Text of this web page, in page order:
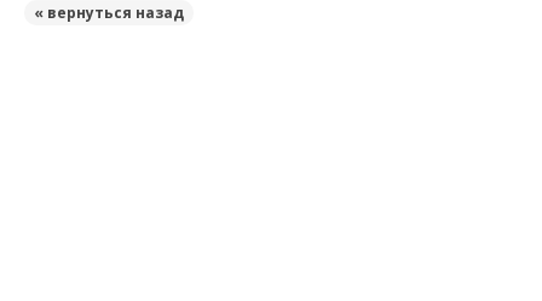
« вернуться назад